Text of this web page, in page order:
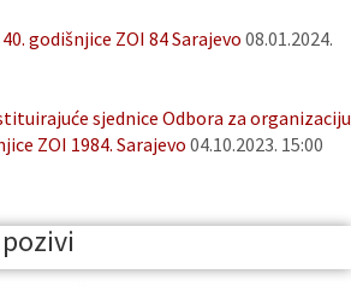
godišnjice ZOI 84 Sarajevo 08.01.2024.
sjednice Odbora za organizaciju
ZOI 1984. Sarajevo 04.10.2023. 15:00